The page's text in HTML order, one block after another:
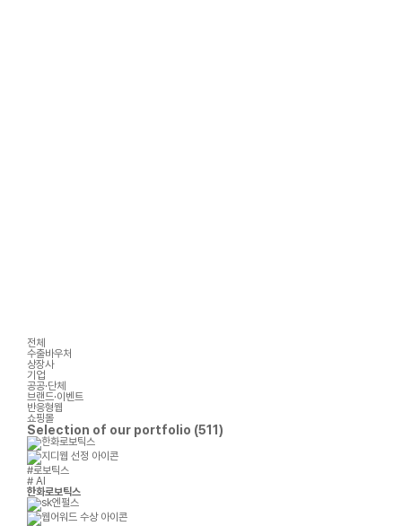
전체
수출바우처
상장사
기업
공공·단체
브랜드·이벤트
반응형웹
쇼핑몰
Selection of our portfolio (511)
#로보틱스
# AI
한화로보틱스